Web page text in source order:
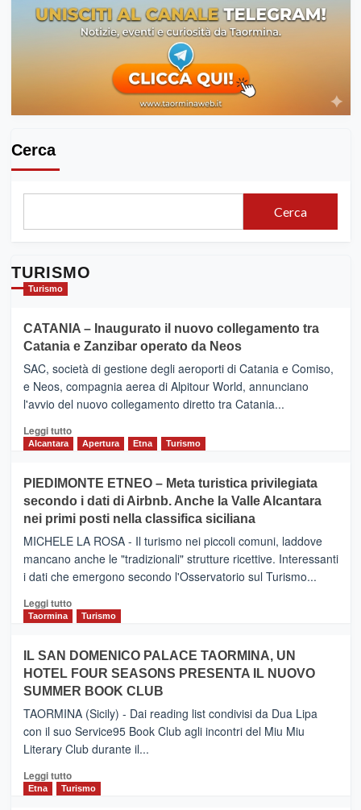
Cerca
Cerca
TURISMO
Turismo
CATANIA – Inaugurato il nuovo collegamento tra
Catania e Zanzibar operato da Neos
SAC, società di gestione degli aeroporti di Catania e Comiso,
e Neos, compagnia aerea di Alpitour World, annunciano
l'avvio del nuovo collegamento diretto tra Catania...
Leggi tuttoLeggi
CATANIA
–
Inaugurato
il
nuovo
collegamento
tra
e
Zanzibar
da
Neos
Alcantara Apertura Etna Turismo
PIEDIMONTE ETNEO – Meta turistica privilegiata
secondo i dati di Airbnb. Anche la Valle Alcantara
nei primi posti nella classifica siciliana
MICHELE LA ROSA - Il turismo nei piccoli comuni, laddove
mancano anche le "tradizionali" strutture ricettive. Interessanti
i dati che emergono secondo l'Osservatorio sul Turismo...
Leggi tuttoLeggi
PIEDIMONTE
ETNEO
–
Meta
turistica
privilegiata
secondo
dati
di
Taormina Turismo
IL SAN DOMENICO PALACE TAORMINA, UN
HOTEL FOUR SEASONS PRESENTA IL NUOVO
SUMMER BOOK CLUB
TAORMINA (Sicily) - Dai reading list condivisi da Dua Lipa
con il suo Service95 Book Club agli incontri del Miu Miu
Literary Club durante il...
Leggi tuttoLeggi
di
Etna Turismo